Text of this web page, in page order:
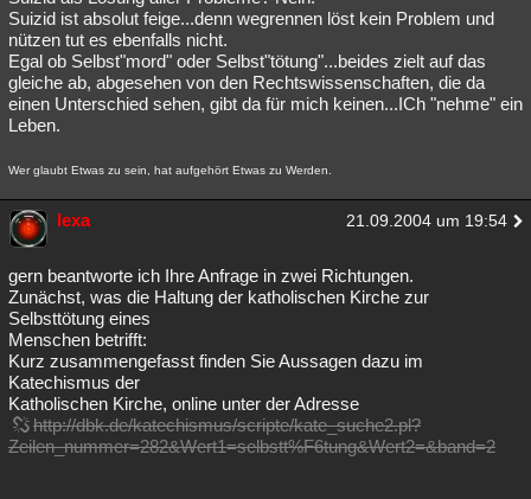
Suizid ist absolut feige...denn wegrennen löst kein Problem und
nützen tut es ebenfalls nicht.
Egal ob Selbst"mord" oder Selbst"tötung"...beides zielt auf das
gleiche ab, abgesehen von den Rechtswissenschaften, die da
einen Unterschied sehen, gibt da für mich keinen...ICh "nehme" ein
Leben.
Wer glaubt Etwas zu sein, hat aufgehört Etwas zu Werden.
lexa 21.09.2004 um 19:54
gern beantworte ich Ihre Anfrage in zwei Richtungen.
Zunächst, was die Haltung der katholischen Kirche zur
Selbsttötung eines
Menschen betrifft:
Kurz zusammengefasst finden Sie Aussagen dazu im
Katechismus der
Katholischen Kirche, online unter der Adresse
http://dbk.de/katechismus/scripte/kate_suche2.pl?
Zeilen_nummer=282&Wert1=selbstt%F6tung&Wert2=&band=2